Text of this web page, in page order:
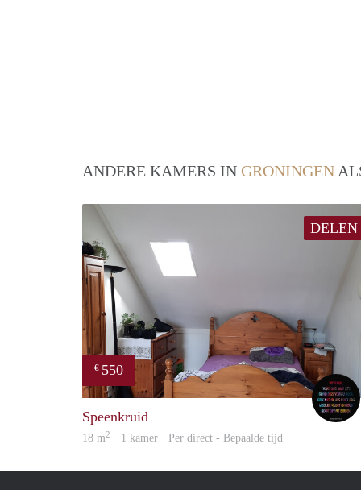
ANDERE KAMERS IN GRONINGEN
DELEN
€ 550
Speenkruid
18 m2 · 1 kamer · Per direct - Bepaalde tijd